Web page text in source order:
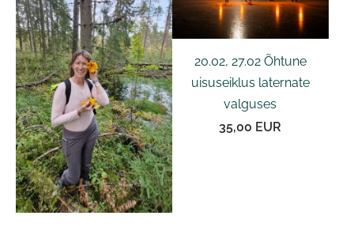
20.02, 27.02 Õhtune
uisuseiklus laternate
valguses
35,00 EUR